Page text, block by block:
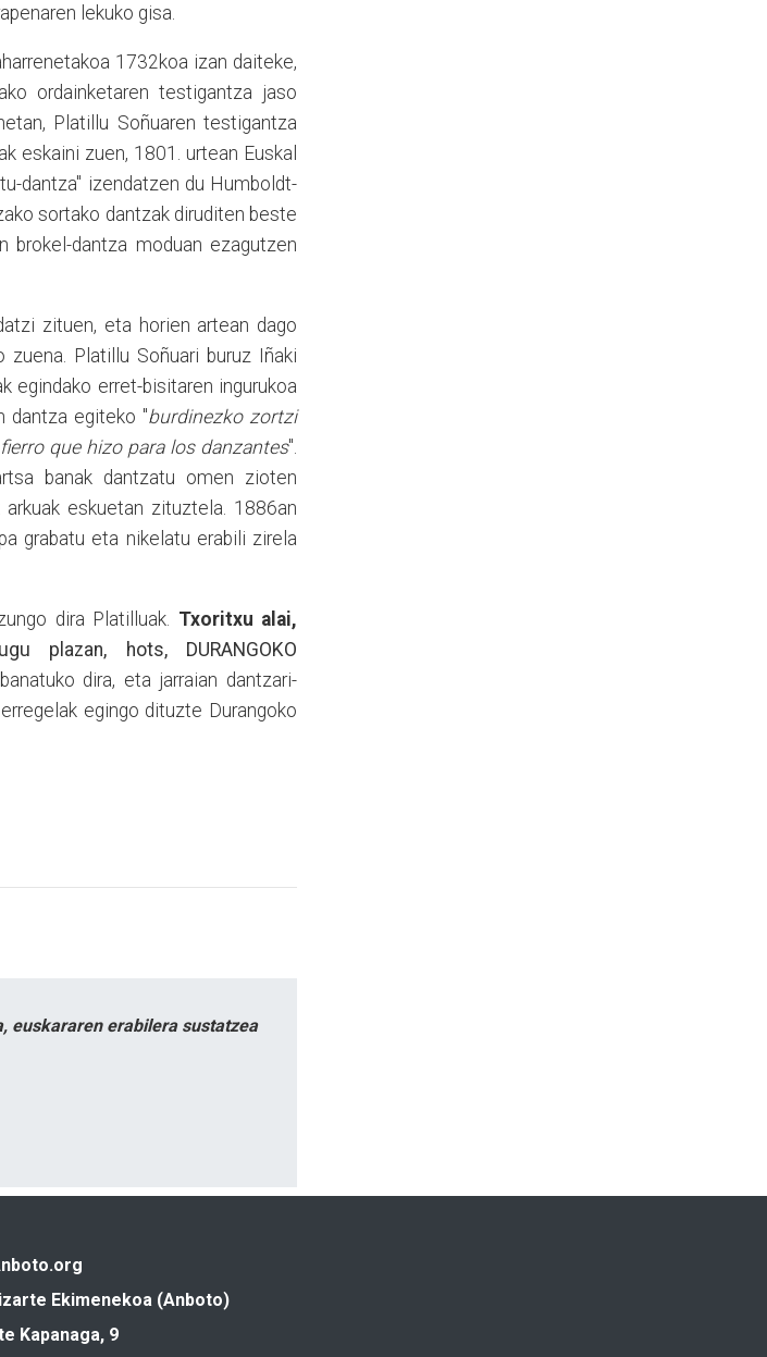
lekuko gisa.
1732koa izan daiteke,
ordainketaren testigantza jaso
Platillu Soñuaren testigantza
eskaini zuen, 1801. urtean Euskal
dantza" izendatzen du Humboldt-
sortako dantzak diruditen beste
brokel-dantza moduan ezagutzen
zituen, eta horien artean dago
Platillu Soñuari buruz Iñaki
egindako erret-bisitaren ingurukoa
dantza egiteko "burdinezko zortzi
que hizo para los danzantes".
banak dantzatu omen zioten
eskuetan zituztela. 1886an
grabatu eta nikelatu erabili zirela
dira Platilluak. Txoritxu alai,
plazan, hots, DURANGOKO
dira, eta jarraian dantzari-
egingo dituzte Durangoko
euskararen erabilera sustatzea
Ekimenekoa (Anboto)
Kapanaga, 9